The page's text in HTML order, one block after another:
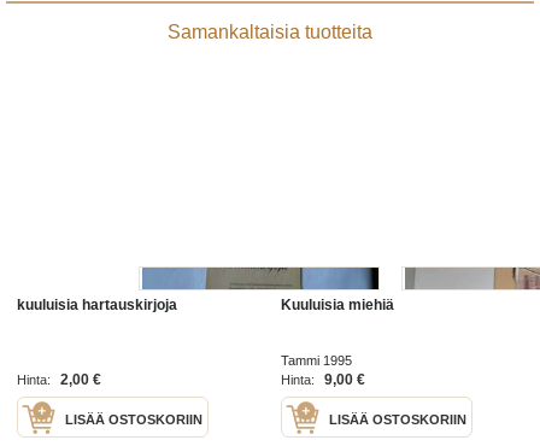
Samankaltaisia tuotteita
kuuluisia hartauskirjoja
Hinta: 2,00 €
LISÄÄ OSTOSKORIIN
Kuuluisia miehiä
Tammi 1995
Hinta:
9,00 €
LISÄÄ OSTOSKORIIN